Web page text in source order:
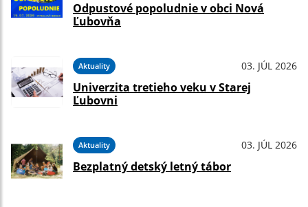
Odpustové popoludnie v obci Nová
Ľubovňa
Aktuality 03. JÚL 2026
Univerzita tretieho veku v Starej
Ľubovni
Aktuality 03. JÚL 2026
Bezplatný detský letný tábor